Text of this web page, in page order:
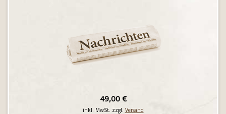
49,00 €
inkl. MwSt. zzgl. Versand